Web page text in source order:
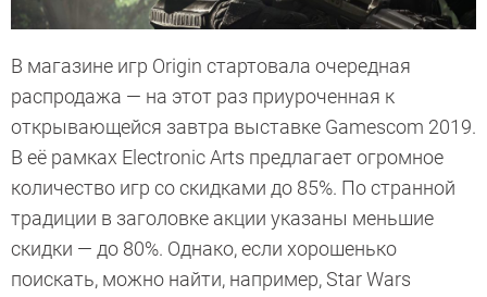
В магазине игр Origin стартовала очередная
распродажа — на этот раз приуроченная к
открывающейся завтра выставке Gamescom 2019.
В её рамках Electronic Arts предлагает огромное
количество игр со скидками до 85%. По странной
традиции в заголовке акции указаны меньшие
скидки — до 80%. Однако, если хорошенько
поискать, можно найти, например, Star Wars